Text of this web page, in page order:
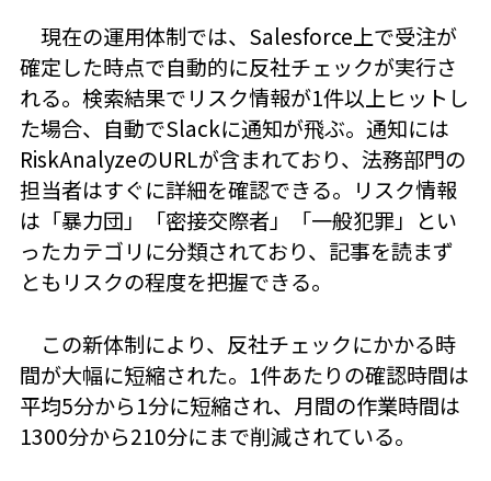
現在の運用体制では、Salesforce上で受注が
確定した時点で自動的に反社チェックが実行さ
れる。検索結果でリスク情報が1件以上ヒットし
た場合、自動でSlackに通知が飛ぶ。通知には
RiskAnalyzeのURLが含まれており、法務部門の
担当者はすぐに詳細を確認できる。リスク情報
は「暴力団」「密接交際者」「一般犯罪」とい
ったカテゴリに分類されており、記事を読まず
ともリスクの程度を把握できる。
この新体制により、反社チェックにかかる時
間が大幅に短縮された。1件あたりの確認時間は
平均5分から1分に短縮され、月間の作業時間は
1300分から210分にまで削減されている。